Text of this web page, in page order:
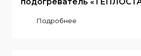
Подробнее